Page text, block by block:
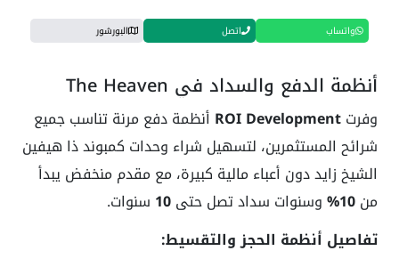
واتساب اتصل البورشور
أنظمة الدفع والسداد في The Heaven
وفرتROI Development أنظمة دفع مرنة تناسب جميع
شرائح المستثمرين، لتسهيل شراء وحدات كمبوند ذا هيفين
الشيخ زايد دون أعباء مالية كبيرة، مع مقدم منخفض يبدأ
من10% وسنوات سداد تصل حتى10 سنوات.
تفاصيل أنظمة الحجز والتقسيط: